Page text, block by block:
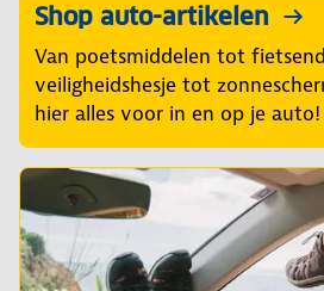
Shop auto-artikelen
Van poetsmiddelen tot
veiligheidshesje tot
hier alles voor in en op je auto!